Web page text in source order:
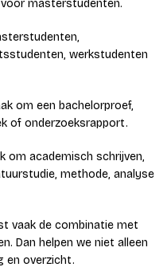
masterstudenten.
werkstudenten
om een bachelorproef,
of onderzoeksrapport.
om academisch schrijven,
methode, analyse
vaak de combinatie met
Dan helpen we niet alleen
en overzicht.